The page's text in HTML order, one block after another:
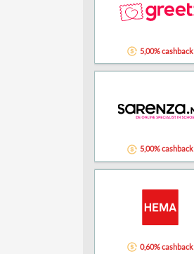
5,00% cashback
5,00% cashback
0,60% cashback